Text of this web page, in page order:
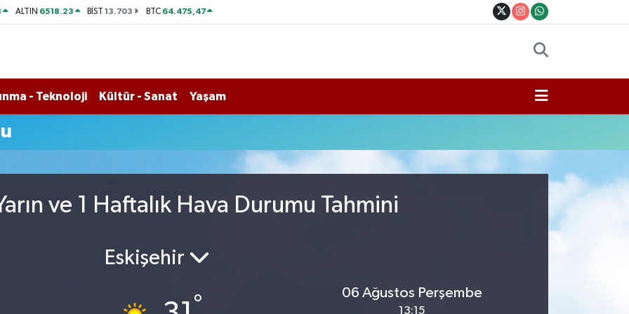
ALTIN 6518.23 BİST13.703 BTC 64.475,47
- Teknoloji Kültür - Sanat Yaşam
ve 1 Haftalık Hava Durumu Tahmini
Eskişehir
°
06 Ağustos Perşembe
13:15